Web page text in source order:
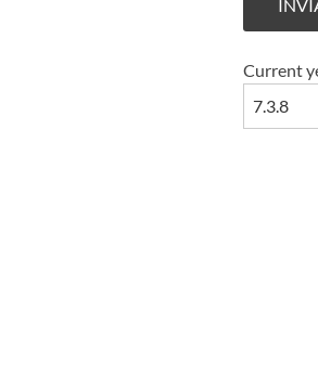
Current